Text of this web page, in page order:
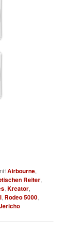
Airbourne,
Reiter,
,Kreator,
, Rodeo 5000,